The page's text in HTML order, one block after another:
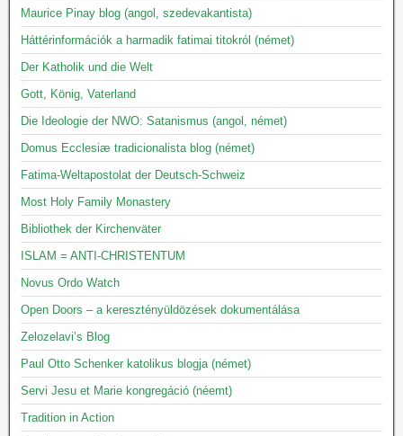
Maurice Pinay blog (angol, szedevakantista)
Háttérinformációk a harmadik fatimai titokról (német)
Der Katholik und die Welt
Gott, König, Vaterland
Die Ideologie der NWO: Satanismus (angol, német)
Domus Ecclesiæ tradicionalista blog (német)
Fatima-Weltapostolat der Deutsch-Schweiz
Most Holy Family Monastery
Bibliothek der Kirchenväter
ISLAM = ANTI-CHRISTENTUM
Novus Ordo Watch
Open Doors – a keresztényüldözések dokumentálása
Zelozelavi’s Blog
Paul Otto Schenker katolikus blogja (német)
Servi Jesu et Marie kongregáció (néemt)
Tradition in Action